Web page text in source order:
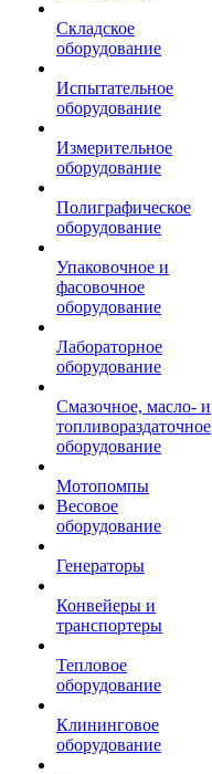
Складское
оборудование
Испытательное
оборудование
Измерительное
оборудование
Полиграфическое
оборудование
Упаковочное и
фасовочное
оборудование
Лабораторное
оборудование
Смазочное, масло- и
топливораздаточное
оборудование
Мотопомпы
Весовое
оборудование
Генераторы
Конвейеры и
транспортеры
Тепловое
оборудование
Клининговое
оборудование